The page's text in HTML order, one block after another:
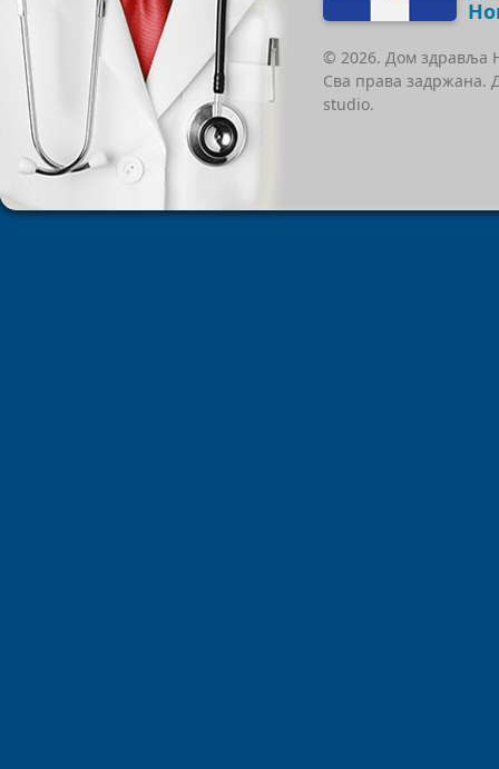
© 2026. Дом здравља
Сва права задржана.
studio.